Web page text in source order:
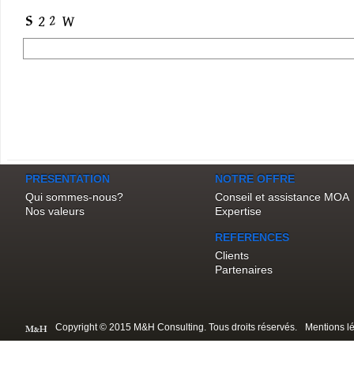
PRESENTATION
Qui sommes-nous?
Nos valeurs
NOTRE OFFRE
Conseil et assistance MOA
Expertise
REFERENCES
Clients
Partenaires
Copyright © 2015 M&H Consulting. Tous droits réservés. Mentions